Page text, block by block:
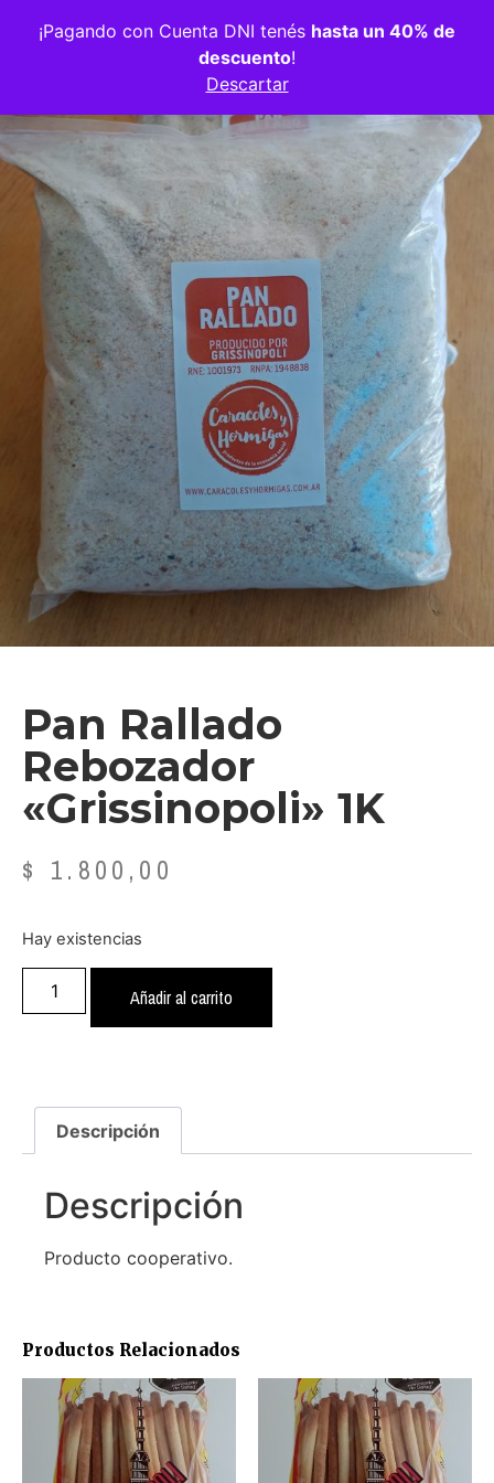
¡Pagando con Cuenta DNI tenés hasta un 40% de
descuento!
Descartar
Volver a la tienda
Pan Rallado
Rebozador
«Grissinopoli» 1K
$ 1.800,00
Hay existencias
Añadir al carrito
Descripción
Descripción
Producto cooperativo.
Productos Relacionados